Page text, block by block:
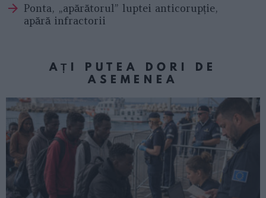
Ponta, „apărătorul” luptei anticorupție,
apără infractorii
AȚI PUTEA DORI DE
ASEMENEA